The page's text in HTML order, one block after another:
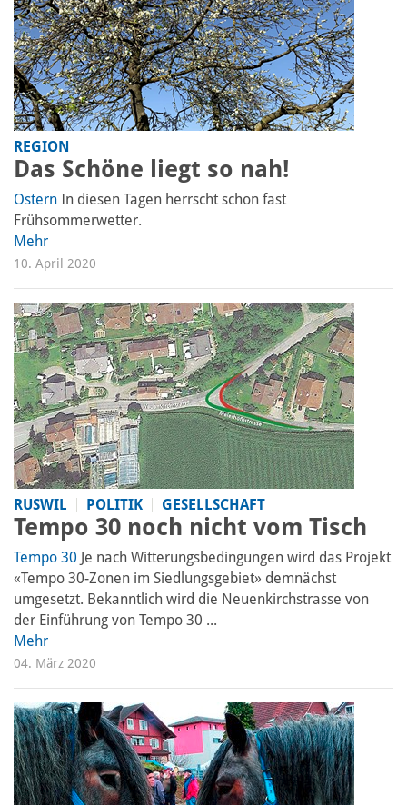
REGION
Das Schöne liegt so nah!
Ostern In diesen Tagen herrscht schon fast
Frühsommerwetter.
Mehr
10. April 2020
RUSWIL POLITIK GESELLSCHAFT
Tempo 30 noch nicht vom Tisch
Tempo 30 Je nach Witterungsbedingungen wird das Projekt
«Tempo 30-Zonen im Siedlungsgebiet» demnächst
umgesetzt. Bekanntlich wird die Neuenkirchstrasse von
der Einführung von Tempo 30 ...
Mehr
04. März 2020